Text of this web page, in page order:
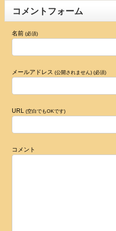
コメントフォーム
名前 (必須)
メールアドレス (公開されません) (必須)
URL (空白でもOKです)
コメント